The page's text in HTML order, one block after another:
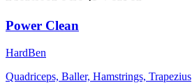
Power Clean
HardBen
Quadriceps, Baller, Hamstrings, Trapezius